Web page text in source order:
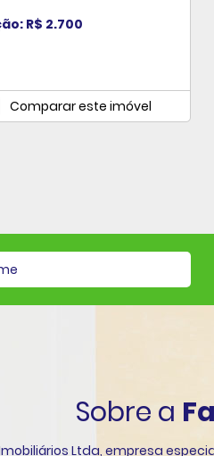
Comparar este imóvel
R$ 2.700
Sobre a
Ltda, empresa